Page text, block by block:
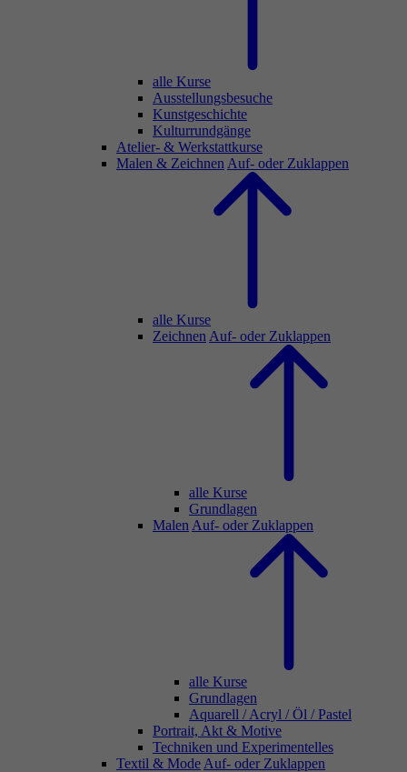
alle Kurse
Ausstellungsbesuche
Kunstgeschichte
Kulturrundgänge
Atelier- & Werkstattkurse
Malen & Zeichnen Auf- oder Zuklappen
alle Kurse
Zeichnen Auf- oder Zuklappen
alle Kurse
Grundlagen
Malen Auf- oder Zuklappen
alle Kurse
Grundlagen
Aquarell / Acryl / Öl / Pastel
Portrait, Akt & Motive
Techniken und Experimentelles
Textil & Mode Auf- oder Zuklappen